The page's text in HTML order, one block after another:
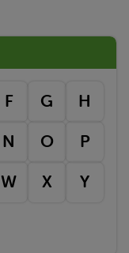
F G H
N O P
W X Y